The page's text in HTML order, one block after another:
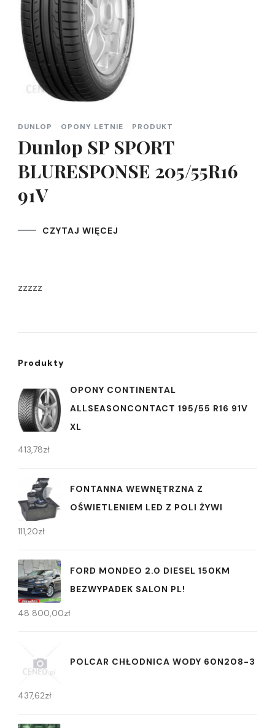
DUNLOP OPONY LETNIE PRODUKT
Dunlop SP SPORT
BLURESPONSE 205/55R16
91V
CZYTAJ WIĘCEJ
zzzzz
Produkty
OPONY CONTINENTAL
ALLSEASONCONTACT 195/55 R16 91V
XL
413,78zł
FONTANNA WEWNĘTRZNA Z
OŚWIETLENIEM LED Z POLI ŻYWI
111,20zł
FORD MONDEO 2.0 DIESEL 150KM
BEZWYPADEK SALON PL!
48 800,00zł
POLCAR CHŁODNICA WODY 60N208-3
437,62zł